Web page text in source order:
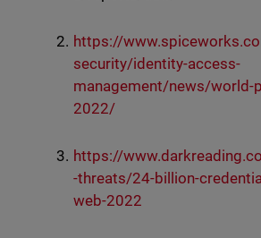
https://
security/identity-access-
management/news/world-
2022/
https://
-threats/24-billion-
web-2022